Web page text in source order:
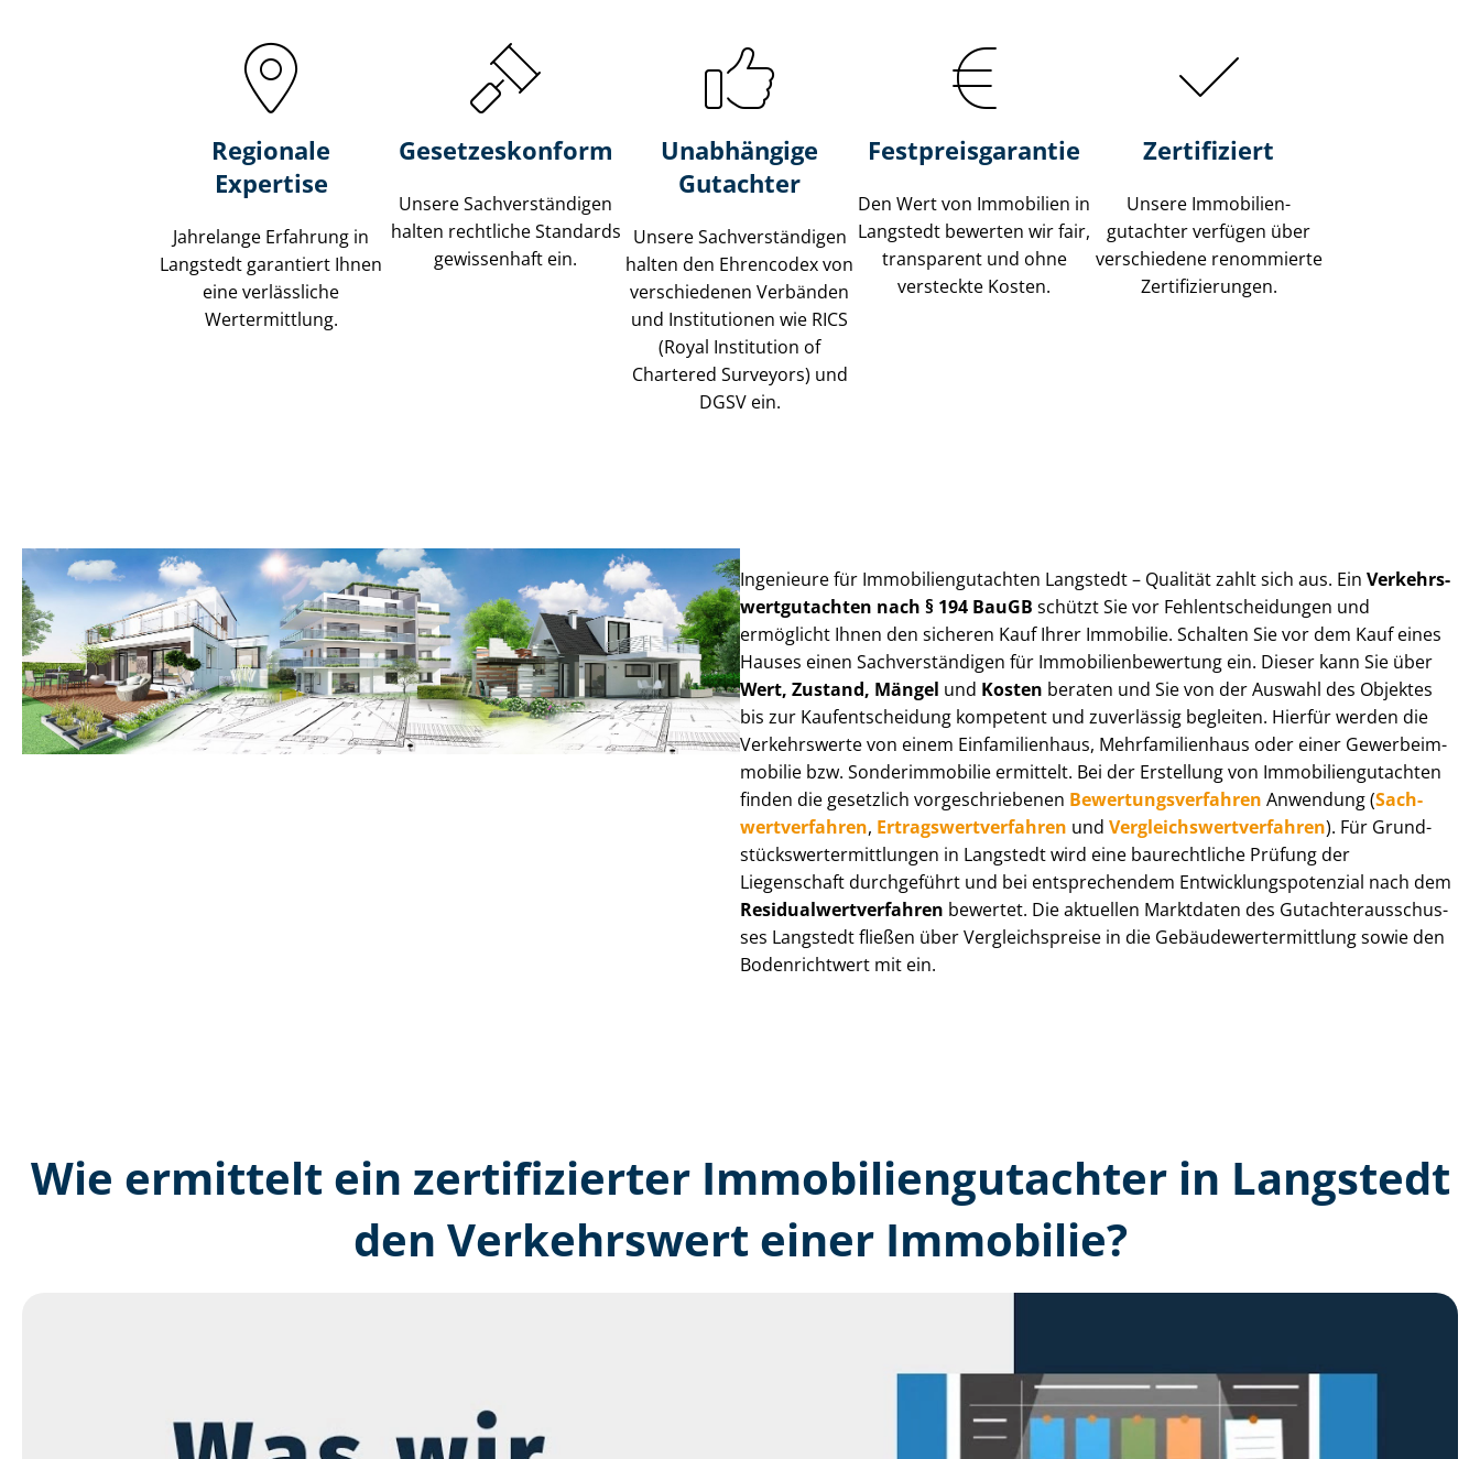
Regionale
Expertise
Jahrelange Erfahrung in
Langstedt garantiert Ihnen
eine verlässliche
Wertermittlung.
Gesetzes­konform
Unsere Sach­ver­stän­di­gen
halten rechtliche Standards
gewissenhaft ein.
Unabhängige
Gutachter
Unsere Sach­ver­stän­di­gen
halten den Ehrencodex von
verschiedenen Verbänden
und Institutionen wie RICS
(Royal Institution of
Chartered Surveyors) und
DGSV ein.
Festpreis​garantie
Den Wert von Immobilien in
Langstedt bewerten wir fair,
transparent und ohne
versteckte Kosten.
Zertifiziert
Unsere Immobilien­
gutachter verfügen über
verschiedene renommierte
Zer­ti­fi­zie­run­gen.
Ingenieure für Im­mo­bi­li­en­gut­ach­ten Langstedt – Qualität zahlt sich aus. Ein Ver­kehrs­
wert­gut­ach­ten nach § 194 BauGB schützt Sie vor Fehl­ent­schei­dun­gen und
ermöglicht Ihnen den sicheren Kauf Ihrer Immobilie. Schalten Sie vor dem Kauf eines
Hauses einen Sach­ver­stän­di­gen für Im­mo­bi­li­en­be­wer­tung ein. Dieser kann Sie über
Wert, Zustand, Mängel und Kosten beraten und Sie von der Auswahl des Objektes
bis zur Kauf­ent­schei­dung kompetent und zuverlässig begleiten. Hierfür werden die
Verkehrswerte von einem Einfamilienhaus, Mehr­fa­mi­li­en­haus oder einer Ge­wer­be­im­
mo­bi­lie bzw. Sonderimmobilie ermittelt. Bei der Erstellung von Im­mo­bi­li­en­gut­ach­ten
finden die gesetzlich vor­ge­schrie­be­nen Be­wer­tungs­ver­fah­ren Anwendung (Sach­
wert­ver­fah­ren, Er­trags­wert­ver­fah­ren und Ver­gleichs­wert­ver­fah­ren). Für Grund­
stücks­wert­ermitt­lun­gen in Langstedt wird eine baurechtliche Prüfung der
Liegenschaft durchgeführt und bei entsprechendem Ent­wick­lungs­po­ten­zi­al nach dem
Re­si­du­al­wert­ver­fah­ren bewertet. Die aktuellen Marktdaten des Gut­ach­ter­aus­schus­
ses Langstedt fließen über Ver­gleichs­prei­se in die Ge­bäu­de­wert­ermitt­lung sowie den
Bodenrichtwert mit ein.
Wie ermittelt ein zertifizierter Immobilien­gutachter in Langstedt
den Verkehrswert einer Immobilie?